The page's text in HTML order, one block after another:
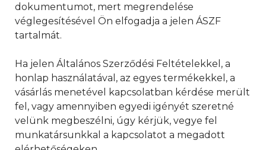
dokumentumot, mert megrendelése
véglegesítésével Ön elfogadja a jelen ÁSZF
tartalmát.
Ha jelen Általános Szerződési Feltételekkel, a
honlap használatával, az egyes termékekkel, a
vásárlás menetével kapcsolatban kérdése merült
fel, vagy amennyiben egyedi igényét szeretné
velünk megbeszélni, úgy kérjük, vegye fel
munkatársunkkal a kapcsolatot a megadott